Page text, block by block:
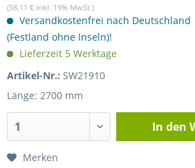
(58,11 € inkl. 19% MwSt.)
Versandkostenfrei nach Deutschland
(Festland ohne Inseln)!
Lieferzeit 5 Werktage
Artikel-Nr.: SW21910
Länge: 2700 mm
In den
Merken